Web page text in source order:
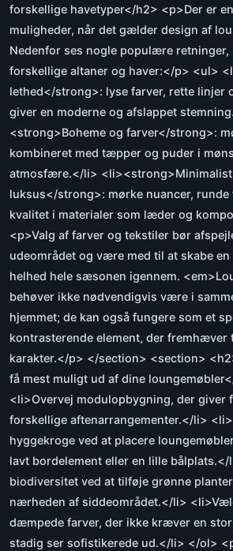
forskellige havetyper</h2> <p>Der er
muligheder, når det gælder design af
Nedenfor ses nogle populære retninger,
forskellige altaner og haver:</p> <ul>
lethed</strong>: lyse farver, rette linjer
giver en moderne og afslappet
<strong>Boheme og farver</strong>:
kombineret med tæpper og puder i
atmosfære.</li>
luksus</strong>: mørke nuancer, runde
kvalitet i materialer som læder og
<p>Valg af farver og tekstiler bør
udeområdet og være med til at skabe
helhed hele sæsonen igennem.
behøver ikke nødvendigvis være i
hjemmet; de kan også fungere som et
kontrasterende element, der fremhæver
karakter.</p> </section> <section>
få mest muligt ud af dine
<li>Overvej modulopbygning, der giver
forskellige aftenarrangementer.</li>
hyggekroge ved at placere
lavt bordelement eller en lille
biodiversitet ved at tilføje grønne
nærheden af siddeområdet.</li>
dæmpede farver, der ikke kræver en
stadig ser sofistikerede ud.</li> </ol>